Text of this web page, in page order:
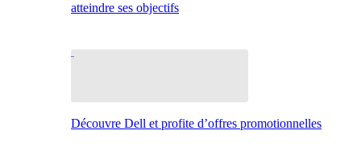
atteindre ses objectifs
Découvre Dell et profite d’offres promotionnelles